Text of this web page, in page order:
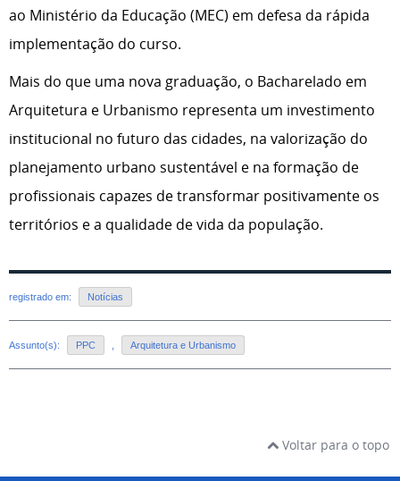
ao Ministério da Educação (MEC) em defesa da rápida
implementação do curso.
Mais do que uma nova graduação, o Bacharelado em
Arquitetura e Urbanismo representa um investimento
institucional no futuro das cidades, na valorização do
planejamento urbano sustentável e na formação de
profissionais capazes de transformar positivamente os
territórios e a qualidade de vida da população.
registrado em: Notícias
Assunto(s): PPC Arquitetura e Urbanismo
Voltar para o topo